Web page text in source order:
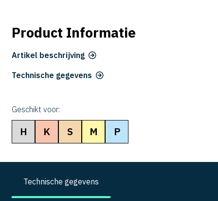
Product Informatie
Artikel beschrijving
Technische gegevens
Geschikt voor:
H K S M P
Technische gegevens